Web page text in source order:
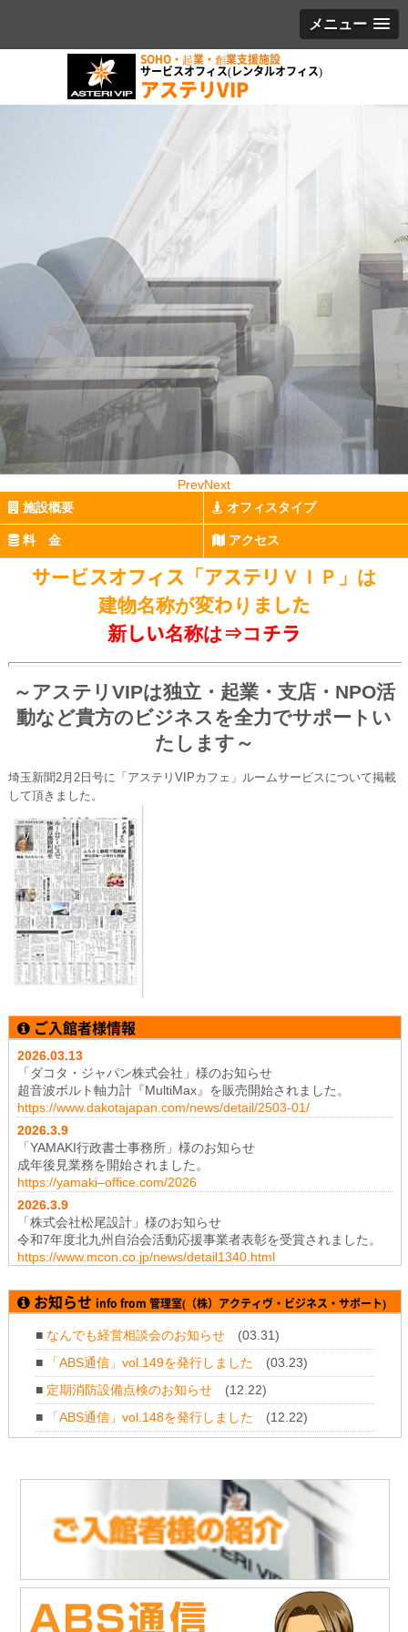
メニュー
SOHO・起業・創業支援施設
サービスオフィス(レンタルオフィス)
アステリVIP
PrevNext
施設概要
オフィスタイプ
料 金 アクセス
サービスオフィス「アステリＶＩＰ」は
建物名称が変わりました
新しい名称は⇒コチラ
～アステリVIPは独立・起業・支店・NPO活
動など貴方のビジネスを全力でサポートい
たします～
埼玉新聞2月2日号に「アステリVIPカフェ」ルームサービスについて掲載
して頂きました。
ご入館者様情報
2026.03.13
「ダコタ・ジャパン株式会社」様のお知らせ
超音波ボルト軸力計『MultiMax』を販売開始されました。
https://www.dakotajapan.com/news/detail/2503-01/
2026.3.9
「YAMAKI行政書士事務所」様のお知らせ
成年後見業務を開始されました。
https://yamaki–office.com/2026
2026.3.9
「株式会社松尾設計」様のお知らせ
令和7年度北九州自治会活動応援事業者表彰を受賞されました。
https://www.mcon.co.jp/news/detail1340.html
「株式会社テイコク」様のお知らせ
神奈川県厚木土木事務所から令和7年度所長礼状を拝受されまし
た。
https://www.teikoku-eng.co.jp/notice/11347/
2025.11 .28
「株式会社NDTアドヴァンス」様のお知らせ
新製品 紫外線強度計・照度計『XP-3000』の販売を開始されま
した。
https://www.ind-blacklight.jp/topics/2504/
「株式会社NDTアドヴァンス」様のお知らせ
タブレット感覚でタッチ操作 & 業界最高レベルの探傷性能渦流ア
レイ探傷器『EddyViewⅡ』の販売を開始されました。
https://www.ndtadvance.com/info/info-eddy-view2.html
「株式会社テイコク」様のお知らせ
「建設技術フェア2025 in 中部」にご出展されます。
開催日時：12月4日（木）10時～17時
12月5日（金）10時～16時
お知らせ info from 管理室(（株）アクティヴ・ビジネス・サポート)
■ なんでも経営相談会のお知らせ(03.31)
■
「ABS通信」vol.149を発行しました (03.23)
■ 定期消防設備点検のお知らせ(12.22)
■
「ABS通信」vol.148を発行しました (12.22)